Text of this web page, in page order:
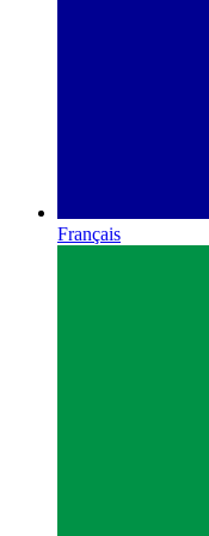
Français